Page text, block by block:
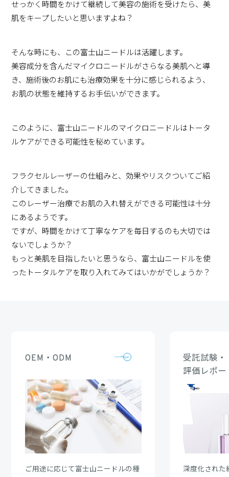
せっかく時間をかけて継続して美容の施術を受けたら、美
肌をキープしたいと思いますよね？
そんな時にも、この富士山ニードルは活躍します。
美容成分を含んだマイクロニードルがさらなる美肌へと導
き、施術後のお肌にも治療効果を十分に感じられるよう、
お肌の状態を維持するお手伝いができます。
このように、富士山ニードルのマイクロニードルはトータ
ルケアができる可能性を秘めています。
フラクセルレーザーの仕組みと、効果やリスクついてご紹
介してきました。
このレーザー治療でお肌の入れ替えができる可能性は十分
にあるようです。
ですが、時間をかけて丁寧なケアを毎日するのも大切では
ないでしょうか？
もっと美肌を目指したいと思うなら、富士山ニードルを使
ったトータルケアを取り入れてみてはいかがでしょうか？
OEM・ODM
ご用途に応じて富士山ニードルの種
受託試験・
評価レポー
深度化された